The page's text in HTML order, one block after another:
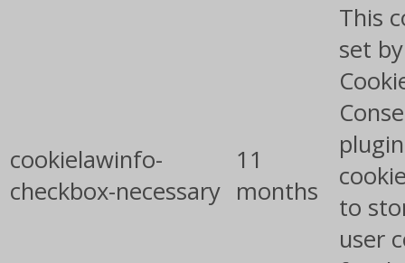
cookielawinfo-
checkbox-necessary
11
months
This
set
to
user